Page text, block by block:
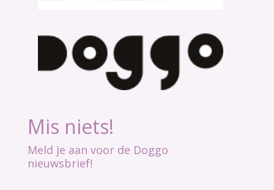
Mis niets!
Meld je aan voor de Doggo
nieuwsbrief!